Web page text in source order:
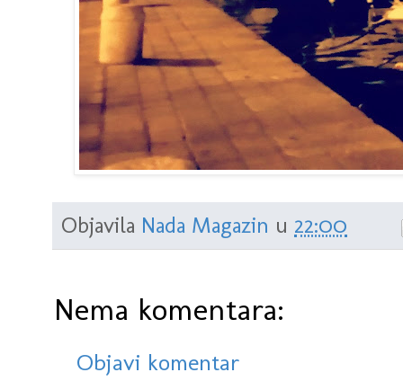
Objavila Nada Magazin u 22:00
Nema komentara:
Objavi komentar